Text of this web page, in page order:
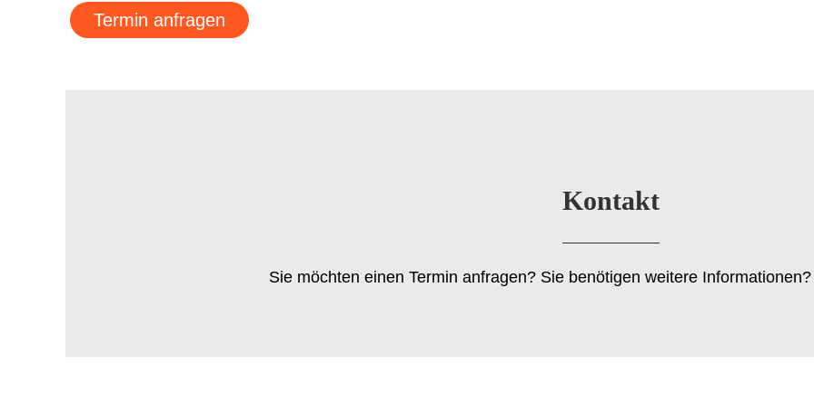
Termin anfragen
Kontakt
Sie möchten einen Termin anfragen? Sie benötigen weitere